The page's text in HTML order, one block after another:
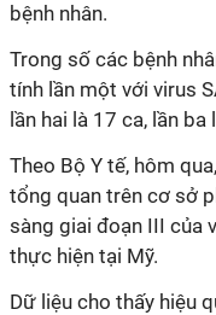
bệnh nhân.
Trong số các bệnh
tính lần một với virus
lần hai là 17 ca, lần ba
Theo Bộ Y tế, hôm
tổng quan trên cơ sở
sàng giai đoạn III của
thực hiện tại Mỹ.
Dữ liệu cho thấy hiệu